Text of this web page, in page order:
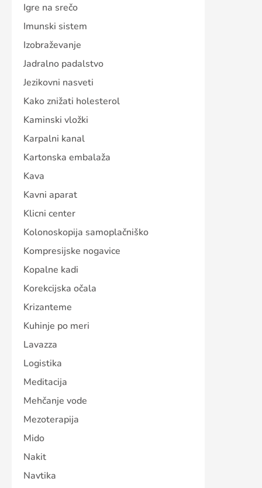
Igre na srečo
Imunski sistem
Izobraževanje
Jadralno padalstvo
Jezikovni nasveti
Kako znižati holesterol
Kaminski vložki
Karpalni kanal
Kartonska embalaža
Kava
Kavni aparat
Klicni center
Kolonoskopija samoplačniško
Kompresijske nogavice
Kopalne kadi
Korekcijska očala
Krizanteme
Kuhinje po meri
Lavazza
Logistika
Meditacija
Mehčanje vode
Mezoterapija
Mido
Nakit
Navtika